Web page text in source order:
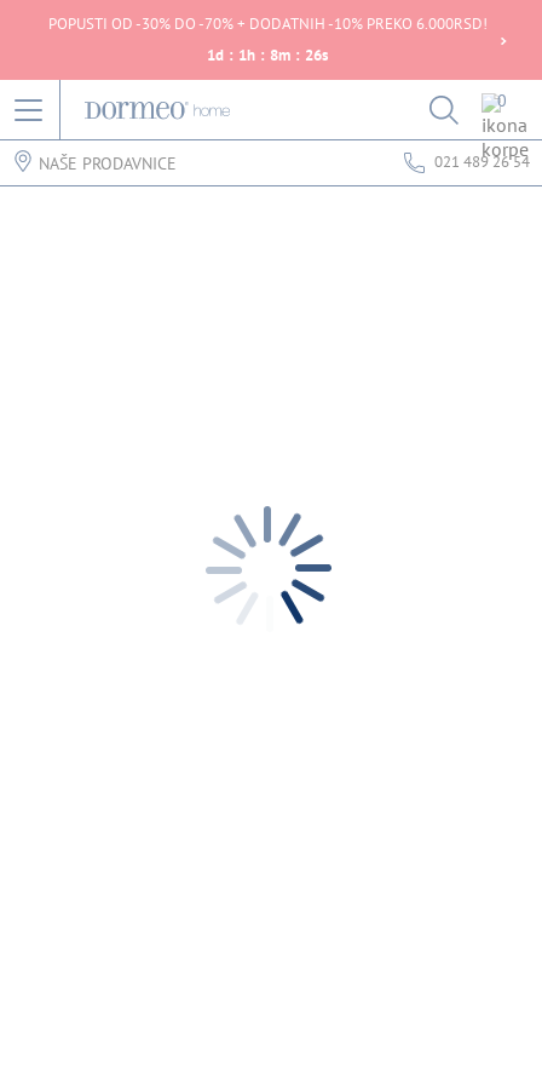
POPUSTI OD -30% DO -70% + DODATNIH -10% PREKO 6.000RSD!
1d : 1h : 8m : 26s
0
NAŠE PRODAVNICE 021 489 26 54